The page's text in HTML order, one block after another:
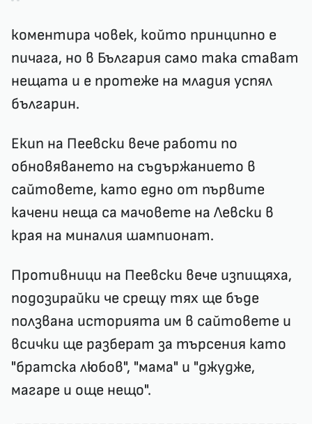
коментира човек, който принципно е
пичага, но в България само така стават
нещата и е протеже на младия успял
българин.
Екип на Пеевски вече работи по
обновяването на съдържанието в
сайтовете, като едно от първите
качени неща са мачовете на Левски в
края на миналия шампионат.
Противници на Пеевски вече изпищяха,
подозирайки че срещу тях ще бъде
ползвана историята им в сайтовете и
всички ще разберат за търсения като
"братска любов", "мама" и "джудже,
магаре и още нещо".